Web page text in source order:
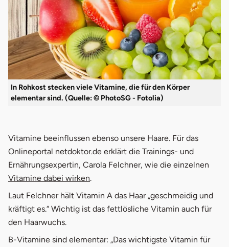
In Rohkost stecken viele Vitamine, die für den Körper
elementar sind. (Quelle: © PhotoSG - Fotolia)
Vitamine beeinflussen ebenso unsere Haare. Für das
Onlineportal netdoktor.de erklärt die Trainings- und
Ernährungsexpertin, Carola Felchner, wie die einzelnen
Vitamine dabei wirkenöffnet in neuem Fenster
.
Laut Felchner hält Vitamin A das Haar „geschmeidig und
kräftigt es.“ Wichtig ist das fettlösliche Vitamin auch für
den Haarwuchs.
B-Vitamine sind elementar: „Das wichtigste Vitamin für